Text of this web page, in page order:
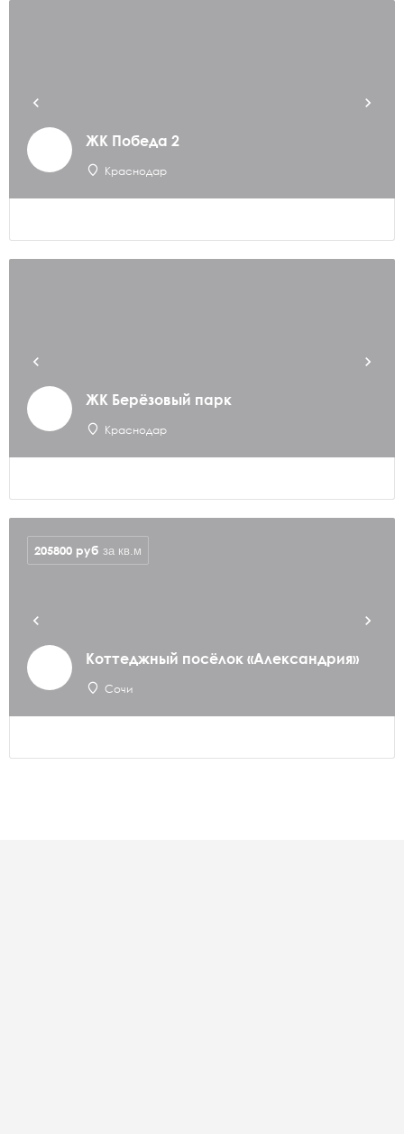
ЖК Победа 2
Краснодар
ЖК Берёзовый парк
Краснодар
Коттеджный посёлок «Александрия»
Сочи
205800 руб за кв.м